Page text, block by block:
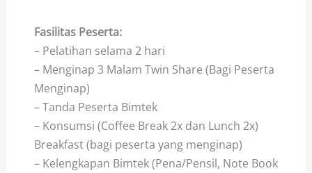
Fasilitas Peserta:
– Pelatihan selama 2 hari
– Menginap 3 Malam Twin Share (Bagi Peserta
Menginap)
– Tanda Peserta Bimtek
– Konsumsi (Coffee Break 2x dan Lunch 2x)
Breakfast (bagi peserta yang menginap)
– Kelengkapan Bimtek (Pena/Pensil, Note Book